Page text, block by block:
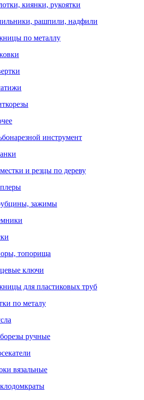
киянки, рукоятки
рашпили, надфили
по металлу
инструмент
и резцы по дереву
зажимы
топорища
ключи
для пластиковых труб
по металу
ручные
вязальные